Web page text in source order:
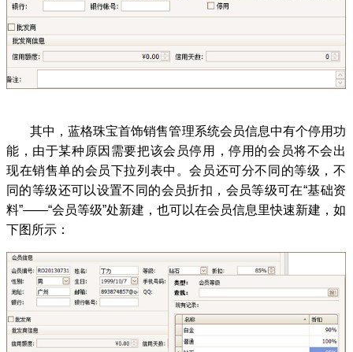
其中，蓝格珠宝首饰销售管理系统会员信息中有个停用功
能，由于某种原因需要把该会员停用，停用的会员将不会出
现在销售单的会员下拉列表中。会员还可分不同的等级，不
同的等级还可以设置不同的会员折扣，会员等级可在“基础资
料”——“会员等级”处新建，也可以在会员信息里快速新建，如
下图所示：